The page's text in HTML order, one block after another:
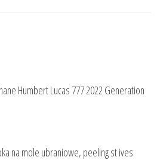
Humbert Lucas 777 2022 Generation
na mole ubraniowe, peeling st ives